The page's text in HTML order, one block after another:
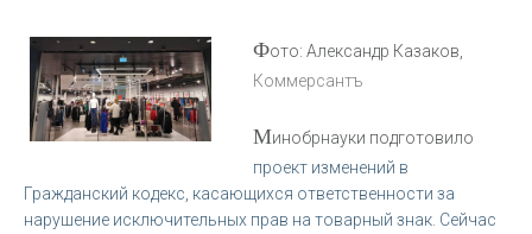
Фото: Александр Казаков,
Коммерсантъ
Минобрнауки подготовило
проект изменений в
Гражданский кодекс, касающихся ответственности за
нарушение исключительных прав на товарный знак. Сейчас